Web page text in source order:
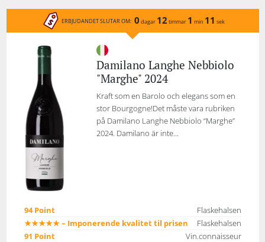
ERBJUDANDET SLUTAR OM: 0 dagar 12 timmar 1 min 11 sek
Damilano Langhe Nebbiolo
"Marghe" 2024
Kraft som en Barolo och elegans som en
stor Bourgogne!Det måste vara rubriken
på Damilano Langhe Nebbiolo “Marghe”
2024. Damilano är inte...
94 Point
Flaskehalsen
★★★★★ – Imponerende kvalitet til prisen
Flaskehalsen
91 Point
Vin.connaisseur